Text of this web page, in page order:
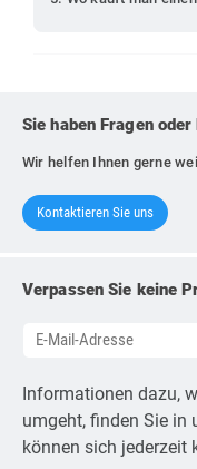
Sie haben Fragen
Wir helfen Ihnen gerne
Kontaktieren Sie uns
Verpassen Sie keine
Informationen dazu,
umgeht, finden Sie in
können sich jederzeit